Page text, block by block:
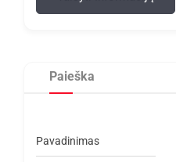
Paieška
Pavadinimas